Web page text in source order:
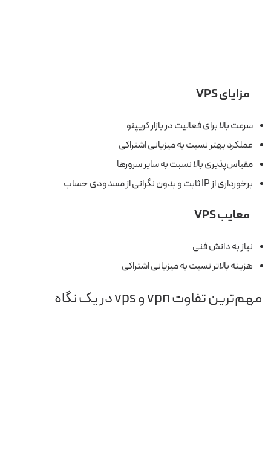
مزایای VPS
سرعت بالا برای فعالیت در بازار کریپتو
عملکرد بهتر نسبت به میزبانی اشتراکی
مقیاس‌پذیری بالا نسبت به سایر سرورها
برخورداری از IP ثابت و بدون نگرانی از مسدودی حساب
معایب VPS
نیاز به دانش فنی
هزینه بالاتر نسبت به میزبانی اشتراکی
مهم‌ترین تفاوت vpn و vps در یک نگاه